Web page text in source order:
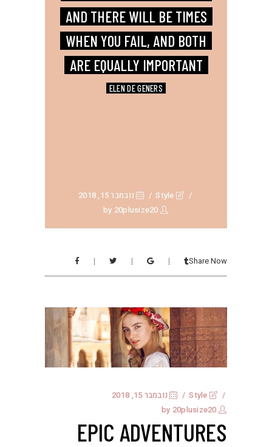
AND THERE WILL BE TIMES
WHEN YOU FAIL, AND BOTH
ARE EQUALLY IMPORTANT
ELEN DE GENERS
Style
נובמבר 15, 2018
20plusize20
Share Now
Style
נובמבר 15, 2018
20plusize20
EPIC ADVENTURES